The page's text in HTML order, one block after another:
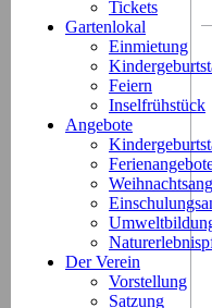
Tickets
Gartenlokal
Einmietung
Feiern
Inselfrühstück
Angebote
Der Verein
Vorstellung
Satzung